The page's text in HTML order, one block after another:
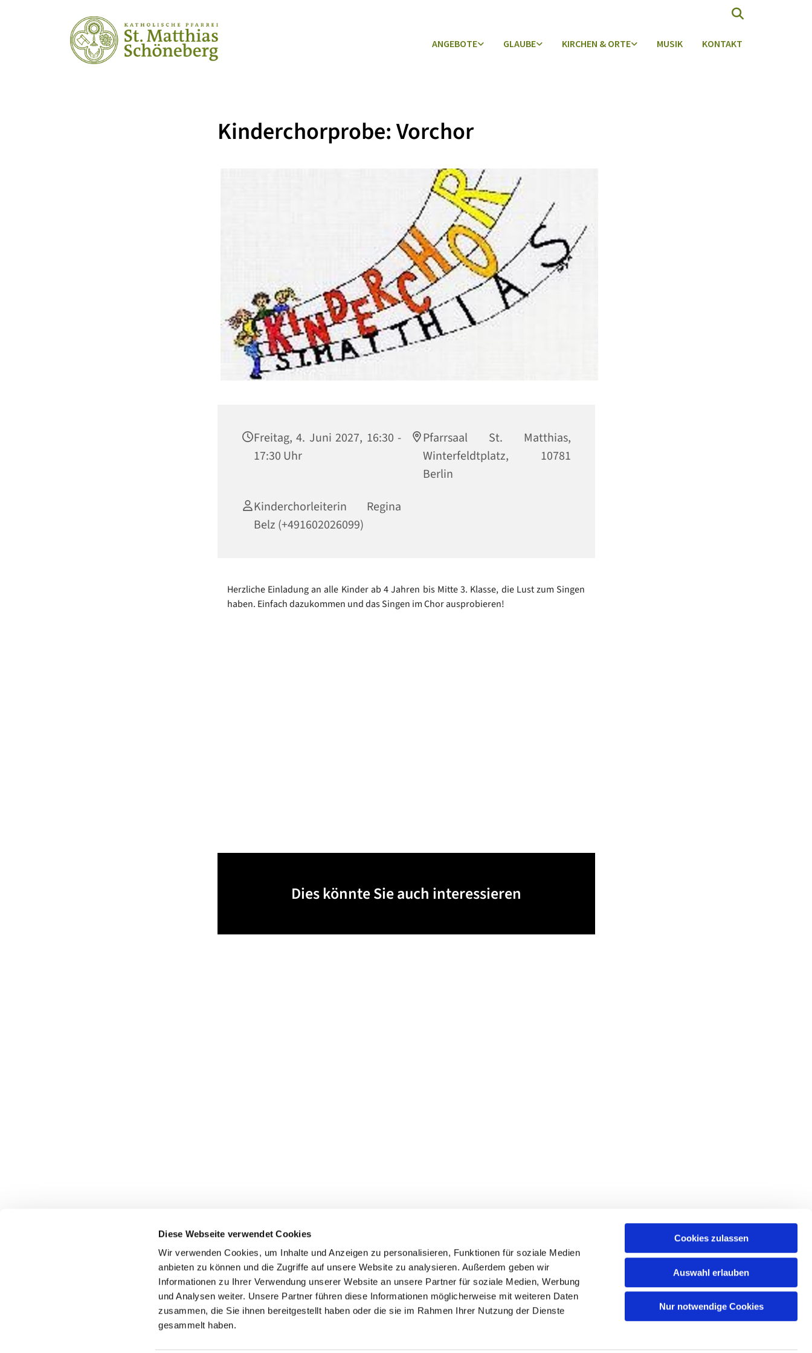
Diese Webseite verwendet Cookies
Wir verwenden Cookies, um Inhalte und Anzeigen zu personalisieren, Funktionen für soziale Medien
anbieten zu können und die Zugriffe auf unsere Website zu analysieren. Außerdem geben wir
Informationen zu Ihrer Verwendung unserer Website an unsere Partner für soziale Medien, Werbung
und Analysen weiter. Unsere Partner führen diese Informationen möglicherweise mit weiteren Daten
zusammen, die Sie ihnen bereitgestellt haben oder die sie im Rahmen Ihrer Nutzung der Dienste
gesammelt haben.
Cookies zulassen
Auswahl erlauben
Nur notwendige Cookies
ANGEBOTE GLAUBE KIRCHEN & ORTE MUSIK KONTAKT
Kinderchorprobe: Vorchor
Freitag, 4. Juni 2027, 16:30 -
17:30 Uhr
Pfarrsaal St. Matthias,
Winterfeldtplatz, 10781
Berlin
Kinderchorleiterin Regina
Belz (+491602026099)
Herzliche Einladung an alle Kinder ab 4 Jahren bis Mitte 3. Klasse, die Lust zum Singen
haben. Einfach dazukommen und das Singen im Chor ausprobieren!
Dies könnte Sie auch interessieren
Priester-Notruf
Pfarrei St. Matthias Schöneberg • Goltzstr. 29 • 10781 Berlin
Hinweisgebersystem Barrierefreiheitserklärung